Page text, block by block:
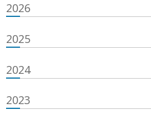
2026
2025
2024
2023